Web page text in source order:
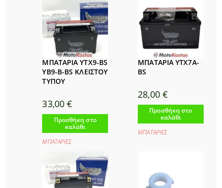
ΜΠΑΤΑΡΙΑ YTX9-BS
YB9-B-BS ΚΛΕΙΣΤΟΥ
ΤΥΠΟΥ
33,00€
Προσθήκη στο
καλάθι
ΜΠΑΤΑΡΙΕΣ
ΜΠΑΤΑΡΙΑ YTX7A-
BS
28,00 €
Προσθήκη στο
καλάθι
ΜΠΑΤΑΡΙΕΣ